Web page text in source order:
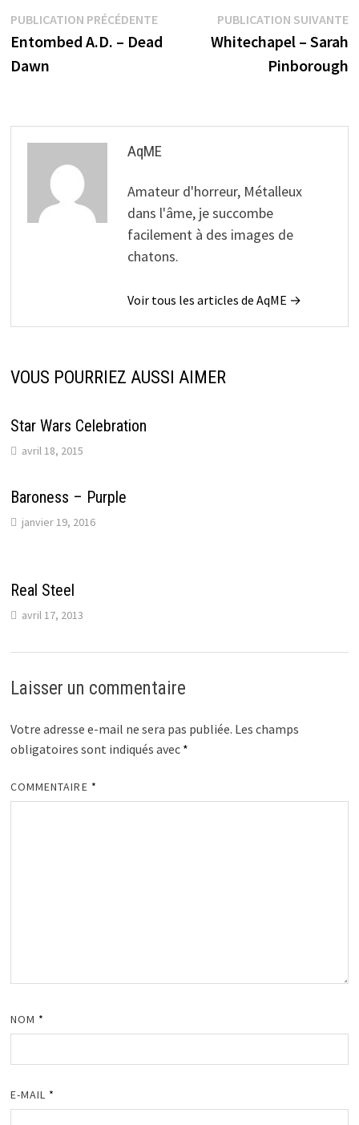
Navigation
de
PUBLICATION PRÉCÉDENTEPublication
précédente :
Entombed A.D. – Dead
Dawn
PUBLICATION SUIVANTE
Whitechapel – Sarah
Pinborough
AqME
Amateur d'horreur, Métalleux
dans l'âme, je succombe
facilement à des images de
chatons.
Voir tous les articles de AqME →
VOUS POURRIEZ AUSSI AIMER
Star Wars Celebration
avril 18, 2015
Baroness – Purple
janvier 19, 2016
Real Steel
avril 17, 2013
Laisser un commentaire
Votre adresse e-mail ne sera pas publiée. Les champs
obligatoires sont indiqués avec *
COMMENTAIRE *
NOM *
E-MAIL *